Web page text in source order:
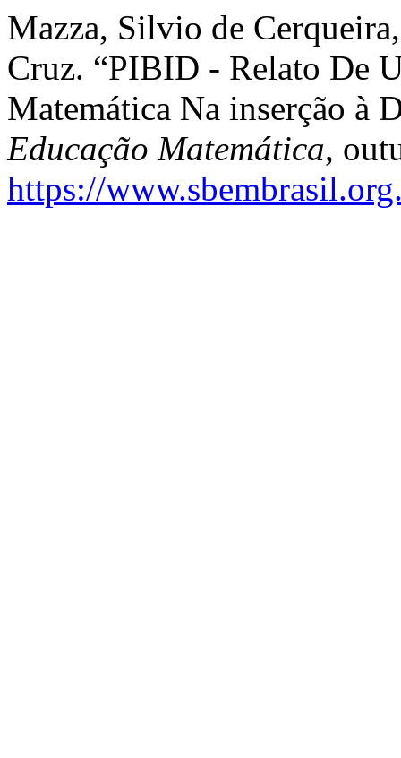
Mazza, Silvio de
Cruz. “PIBID - Relato De
Matemática Na inserção à
Educação Matemática,
https://